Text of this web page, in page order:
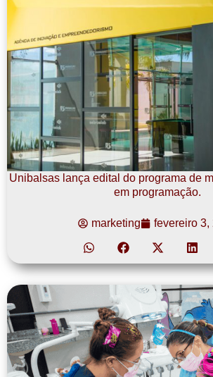
Unibalsas lança edital do programa de
em programação.
marketing fevereiro 3,